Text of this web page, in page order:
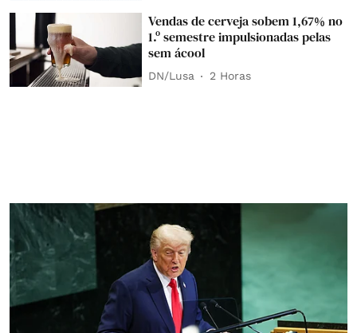
Vendas de cerveja sobem 1,67% no
1.º semestre impulsionadas pelas
sem ácool
DN/Lusa 2 Horas